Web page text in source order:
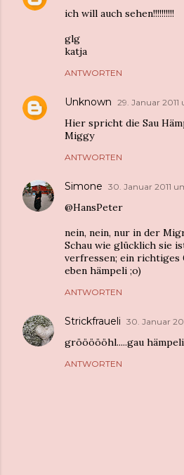
ich will auch sehen!!!!!!!!!!
glg
katja
ANTWORTEN
Unknown 29. Januar
Hier spricht die Sau
Miggy
ANTWORTEN
Simone 30. Januar 2011
@HansPeter
nein, nein, nur in der
Schau wie glücklich sie
verfressen; ein richtiges
eben hämpeli ;o)
ANTWORTEN
Strickfraueli 30. Januar
gröööööhl.....gau
ANTWORTEN